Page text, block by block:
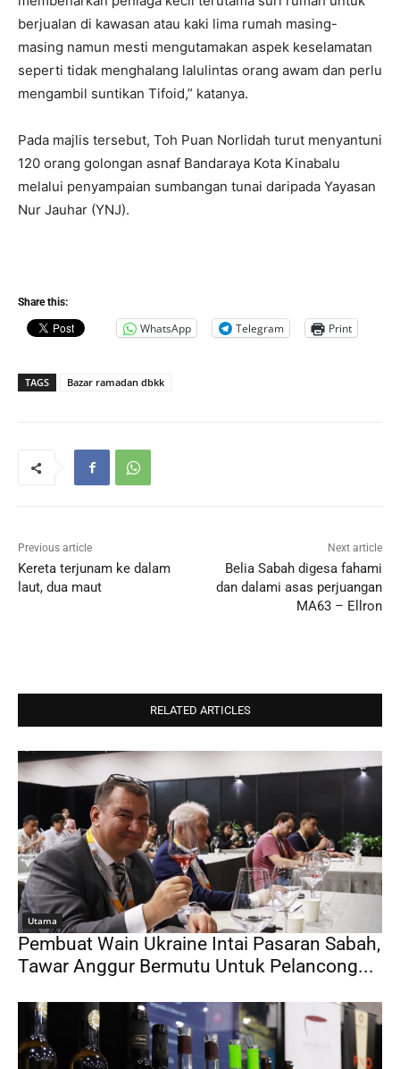
berjualan di kawasan atau kaki lima rumah masing-
masing namun mesti mengutamakan aspek keselamatan
seperti tidak menghalang lalulintas orang awam dan perlu
mengambil suntikan Tifoid,” katanya.
Pada majlis tersebut, Toh Puan Norlidah turut menyantuni
120 orang golongan asnaf Bandaraya Kota Kinabalu
melalui penyampaian sumbangan tunai daripada Yayasan
Nur Jauhar (YNJ).
Share this:
WhatsApp Telegram Print
TAGS Bazar ramadan dbkk
Previous article
Kereta terjunam ke dalam
laut, dua maut
Next article
Belia Sabah digesa fahami
dan dalami asas perjuangan
MA63 – Ellron
RELATED ARTICLES
Utama
Pembuat Wain Ukraine Intai Pasaran Sabah,
Tawar Anggur Bermutu Untuk Pelancong...